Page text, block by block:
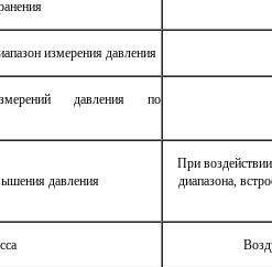
измерения давления
давления по
давления
При
диапазона,